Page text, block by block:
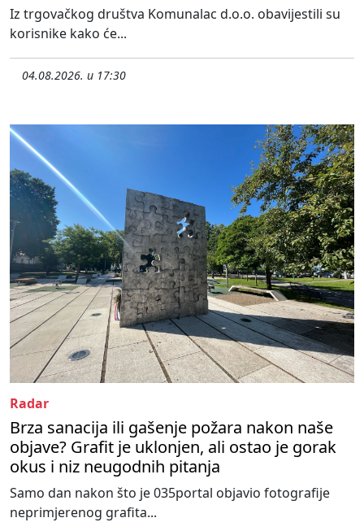
Iz trgovačkog društva Komunalac d.o.o. obavijestili su
korisnike kako će...
04.08.2026. u 17:30
Radar
Brza sanacija ili gašenje požara nakon naše
objave? Grafit je uklonjen, ali ostao je gorak
okus i niz neugodnih pitanja
Samo dan nakon što je 035portal objavio fotografije
neprimjerenog grafita...